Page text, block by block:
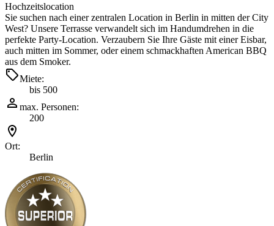
Hochzeitslocation
Sie suchen nach einer zentralen Location in Berlin in mitten der City
West? Unsere Terrasse verwandelt sich im Handumdrehen in die
perfekte Party-Location. Verzaubern Sie Ihre Gäste mit einer Eisbar,
auch mitten im Sommer, oder einem schmackhaften American BBQ
aus dem Smoker.
Miete:
bis 500
max. Personen:
200
Ort:
Berlin